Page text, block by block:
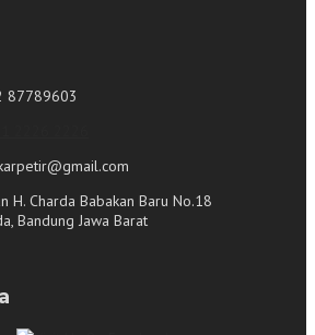
H. Charda Babakan Baru No.18
Jawa Barat